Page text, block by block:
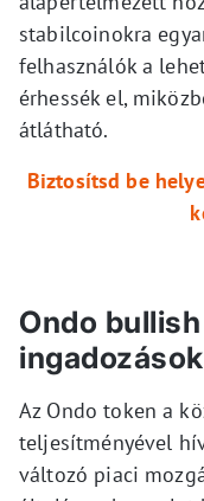
stabilcoinokra
felhasználók a
érhessék el,
átlátható.
Biztosítsd be
Ondo
Az Ondo token a
teljesítményével
változó piaci